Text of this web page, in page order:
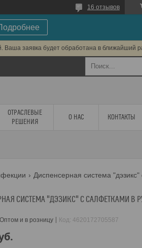
16 отзывов
Ваша заявка будет обработана в ближайший
ОТРАСЛЕВЫЕ
РЕШЕНИЯ
О НАС КОНТАКТЫ
СИСТЕМА "ДЭЗИКС" С САЛФЕТКАМИ В
Оптом и в розницу Код: 4620172705587